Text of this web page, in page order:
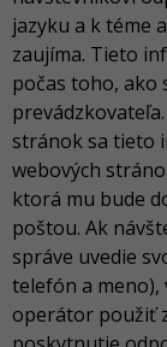
jazyku a k téme
zaujíma. Tieto
počas toho, ako
stránok sa tieto
webových
ktorá mu bude
poštou. Ak
správe uvedie
telefón a meno),
operátor použiť